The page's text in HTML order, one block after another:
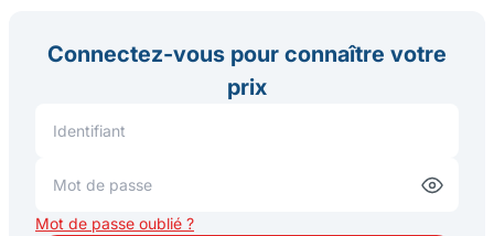
Connectez-vous pour connaître votre
prix
Mot de passe oublié ?